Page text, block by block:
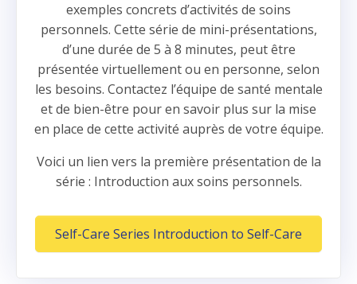
exemples concrets d’activités de soins
personnels. Cette série de mini-présentations,
d’une durée de 5 à 8 minutes, peut être
présentée virtuellement ou en personne, selon
les besoins. Contactez l’équipe de santé mentale
et de bien-être pour en savoir plus sur la mise
en place de cette activité auprès de votre équipe.
Voici un lien vers la première présentation de la
série : Introduction aux soins personnels.
Self-Care Series Introduction to Self-Care